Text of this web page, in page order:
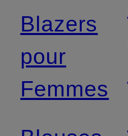
Blazers
pour
Femmes